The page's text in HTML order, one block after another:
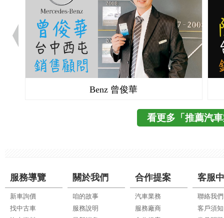
Benz 曾俊華
看更多「推薦汽
服務導覽
新車詢價
找中古車
關於我們
咱的故事
服務說明
合作提案
汽車業務
服務廠商
客服
聯絡我們
客戶須知